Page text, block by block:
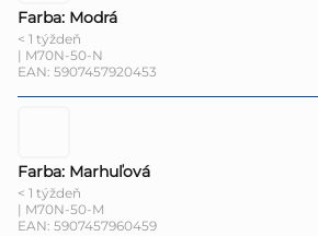
Farba: Modrá
< 1 týždeň
| M70N-50-N
EAN: 5907457920453
Farba: Marhuľová
< 1 týždeň
| M70N-50-M
EAN: 5907457960459